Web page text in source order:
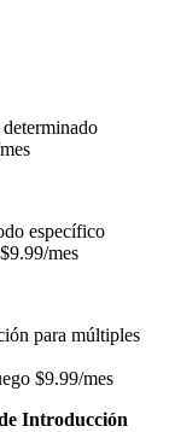
específico
mes
para múltiples
$9.99/mes
Introducción